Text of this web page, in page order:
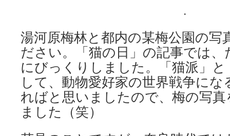
.
湯河原梅林と都内の某梅公園の写
ださい。「猫の日」の記事では
にびっくりしました。「猫派」
して、動物愛好家の世界戦争に
ればと思いましたので、梅の写
ました（笑）